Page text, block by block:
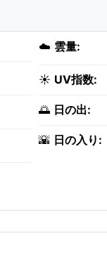
☁️ 雲量:
☀️ UV指数:
🌅 日の出:
🌇 日の入り: